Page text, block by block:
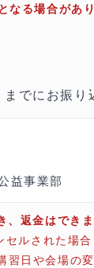
る場合があり
までにお振り
益事業部
返金はできま
セルされた場合
習日や会場の